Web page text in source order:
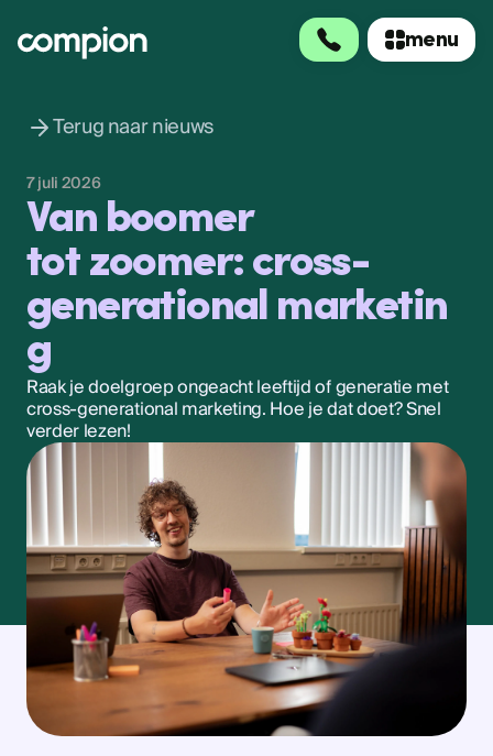
menu
Terug naar nieuws
7 juli 2026
Van boomer
tot zoomer: cross-
generational marketin
g
Raak je doelgroep ongeacht leeftijd of generatie met
cross-generational marketing. Hoe je dat doet? Snel
verder lezen!